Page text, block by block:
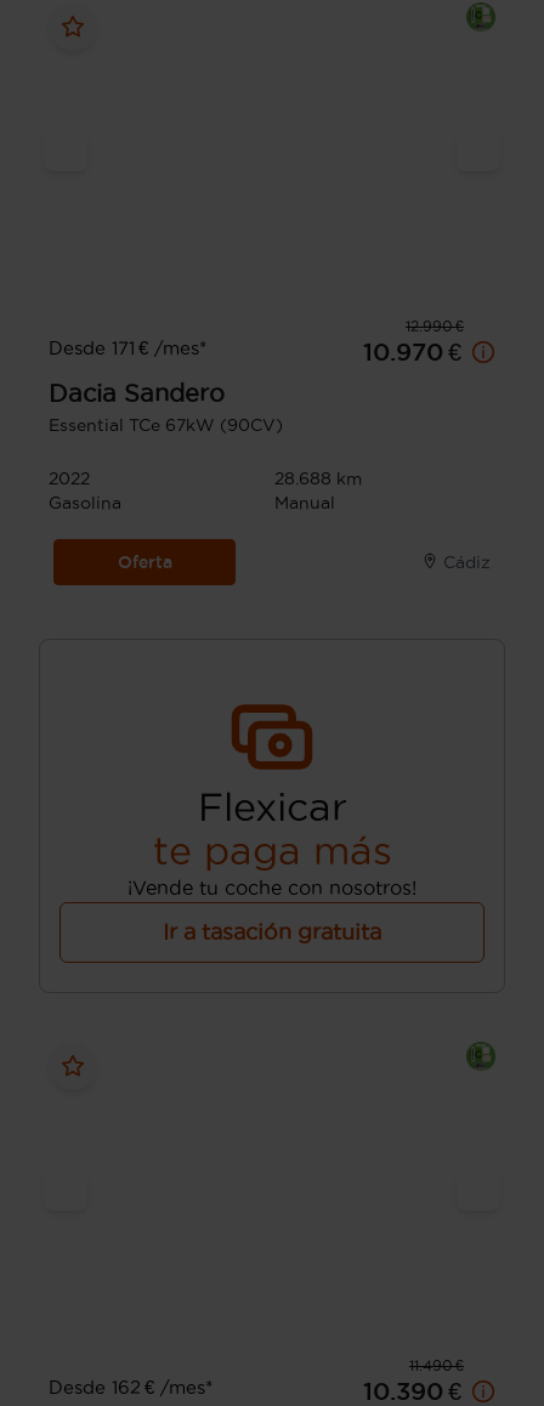
12.990 €
Desde 171 € /mes*
10.970 €
Dacia Sandero
Essential TCe 67kW (90CV)
2022
28.688 km
Gasolina
Manual
Oferta Cádiz
Flexicar
te paga más
¡Vende tu coche con nosotros!
Ir a tasación gratuita
11.490 €
Desde 162 € /mes*
10.390 €